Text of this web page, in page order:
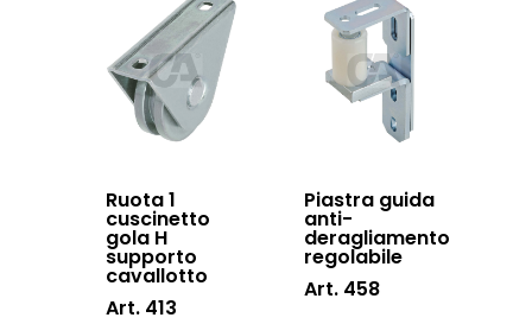
Ruota 1
cuscinetto
gola H
supporto
cavallotto
Art. 413
Piastra guida
anti-
deragliamento
regolabile
Art. 458